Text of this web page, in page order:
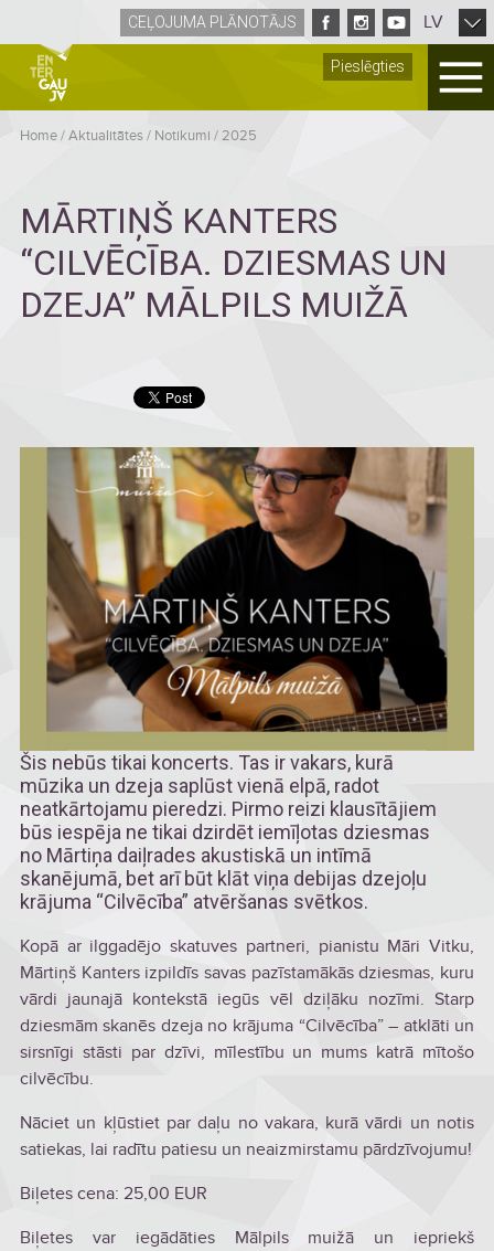
Pieslēgties
CEĻOJUMA PLĀNOTĀJS LV
Home/Aktualitātes/ Notikumi /2025
MĀRTIŅŠ KANTERS
“CILVĒCĪBA. DZIESMAS UN
DZEJA” MĀLPILS MUIŽĀ
Šis nebūs tikai koncerts. Tas ir vakars, kurā
mūzika un dzeja saplūst vienā elpā, radot
neatkārtojamu pieredzi. Pirmo reizi klausītājiem
būs iespēja ne tikai dzirdēt iemīļotas dziesmas
no Mārtiņa daiļrades akustiskā un intīmā
skanējumā, bet arī būt klāt viņa debijas dzejoļu
krājuma “Cilvēcība” atvēršanas svētkos.
Kopā ar ilggadējo skatuves partneri, pianistu Māri Vitku,
Mārtiņš Kanters izpildīs savas pazīstamākās dziesmas, kuru
vārdi jaunajā kontekstā iegūs vēl dziļāku nozīmi. Starp
dziesmām skanēs dzeja no krājuma “Cilvēcība” – atklāti un
sirsnīgi stāsti par dzīvi, mīlestību un mums katrā mītošo
cilvēcību.
Nāciet un kļūstiet par daļu no vakara, kurā vārdi un notis
satiekas, lai radītu patiesu un neaizmirstamu pārdzīvojumu!
Biļetes cena: 25,00 EUR
Biļetes var iegādāties Mālpils muižā un iepriekš